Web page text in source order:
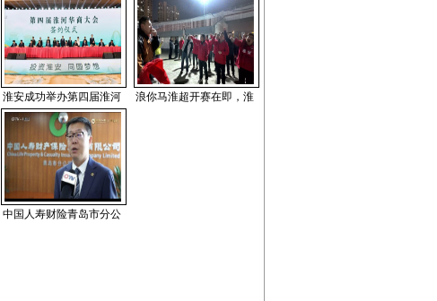
淮安成功举办第四届淮河 浪你马淮超开赛在即，淮
中国人寿财险青岛市分公